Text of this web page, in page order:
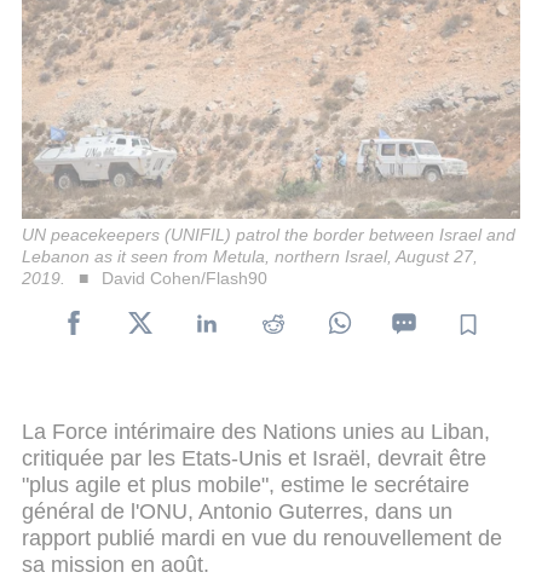
UN peacekeepers (UNIFIL) patrol the border between Israel and
Lebanon as it seen from Metula, northern Israel, August 27,
2019.
David Cohen/Flash90
La Force intérimaire des Nations unies au Liban,
critiquée par les Etats-Unis et Israël, devrait être
"plus agile et plus mobile", estime le secrétaire
général de l'ONU, Antonio Guterres, dans un
rapport publié mardi en vue du renouvellement de
sa mission en août.